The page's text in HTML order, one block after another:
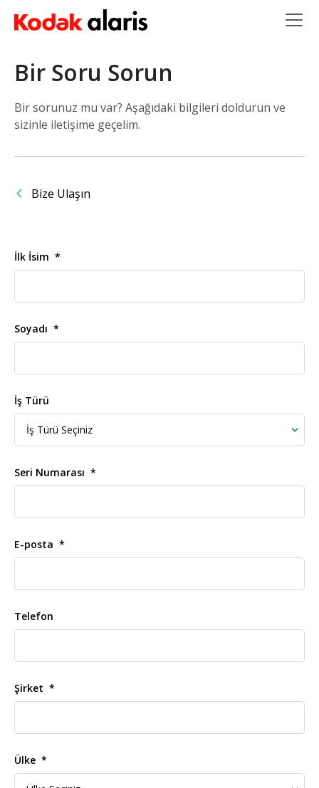
Bir Soru Sorun
Bir sorunuz mu var? Aşağıdaki bilgileri doldurun ve
sizinle iletişime geçelim.
Bize Ulaşın
İlk İsim
Soyadı
İş Türü
Seri Numarası
E-posta
Telefon
Şirket
Ülke